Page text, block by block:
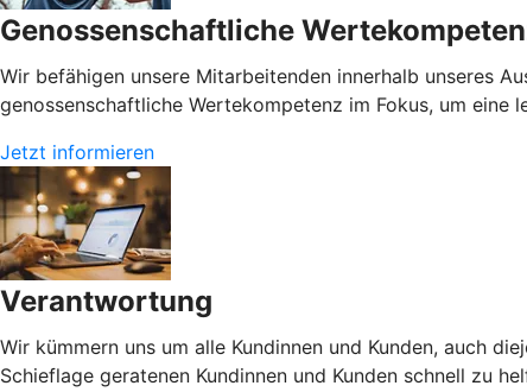
Genossenschaftliche
Wir befähigen unsere Mitarbeitenden innerhalb unseres
genossenschaftliche Wertekompetenz im Fokus, um
Jetzt informieren
Verantwortung
Wir kümmern uns um alle Kundinnen und Kunden, auch
Schieflage geratenen Kundinnen und Kunden schnell zu